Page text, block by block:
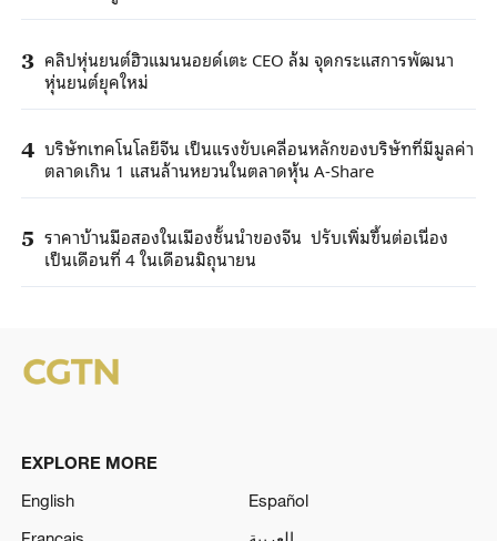
3 คลิปหุ่นยนต์ฮิวแมนนอยด์เตะ CEO ล้ม จุดกระแสการพัฒนา
หุ่นยนต์ยุคใหม่
4 บริษัทเทคโนโลยีจีน เป็นแรงขับเคลื่อนหลักของบริษัทที่มีมูลค่า
ตลาดเกิน 1 แสนล้านหยวนในตลาดหุ้น A-Share
5 ราคาบ้านมือสองในเมืองชั้นนำของจีน ปรับเพิ่มขึ้นต่อเนื่อง
เป็นเดือนที่ 4 ในเดือนมิถุนายน
EXPLORE MORE
English
Español